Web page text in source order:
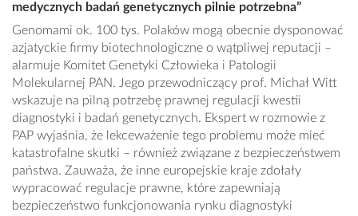
medycznych badań genetycznych pilnie potrzebna”
Genomami ok. 100 tys. Polaków mogą obecnie dysponować
azjatyckie firmy biotechnologiczne o wątpliwej reputacji –
alarmuje Komitet Genetyki Człowieka i Patologii
Molekularnej PAN. Jego przewodniczący prof. Michał Witt
wskazuje na pilną potrzebę prawnej regulacji kwestii
diagnostyki i badań genetycznych. Ekspert w rozmowie z
PAP wyjaśnia, że lekceważenie tego problemu może mieć
katastrofalne skutki – również związane z bezpieczeństwem
państwa. Zauważa, że inne europejskie kraje zdołały
wypracować regulacje prawne, które zapewniają
bezpieczeństwo funkcjonowania rynku diagnostyki